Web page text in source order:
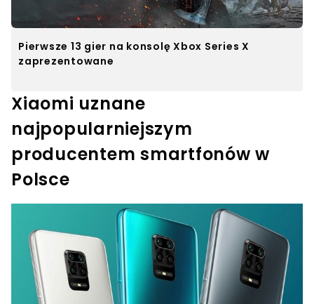
Pierwsze 13 gier na konsolę Xbox Series X
zaprezentowane
Xiaomi uznane
najpopularniejszym
producentem smartfonów w
Polsce